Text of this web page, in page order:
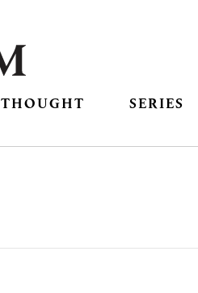
THOUGHT SERIES